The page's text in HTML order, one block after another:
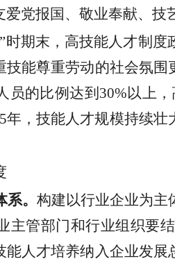
党报国、敬业奉献、技
时期末，高技能人才制
能尊重劳动的社会氛
员的比例达到30%以上
年，技能人才规模持续
。 构建以行业企业为主
主管部门和行业组织要
人才培养纳入企业发